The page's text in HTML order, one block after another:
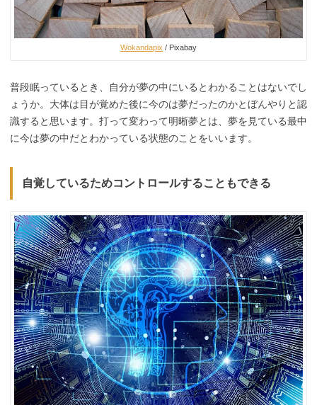
Wokandapix / Pixabay
普段眠っているとき、自分が夢の中にいるとわかることはないでし
ょうか。大体は目が覚めた後に今のは夢だったのかとぼんやりと認
識すると思います。打って変わって明晰夢とは、夢を見ている最中
に今は夢の中だとわかっている状態のことをいいます。
自覚しているためコントロールすることもできる